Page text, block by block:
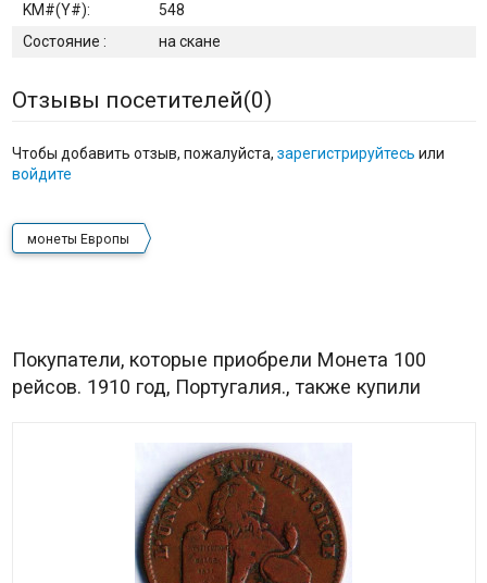
KM#(Y#):
548
Состояние :
на скане
Отзывы посетителей(0)
Чтобы добавить отзыв, пожалуйста, зарегистрируйтесь или
войдите
монеты Европы
Покупатели, которые приобрели Монета 100
рейсов. 1910 год, Португалия., также купили